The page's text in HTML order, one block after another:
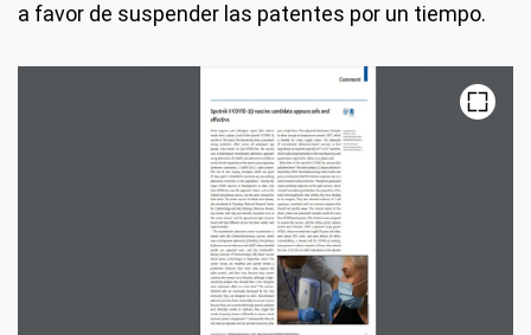
a favor de suspender las patentes por un tiempo.